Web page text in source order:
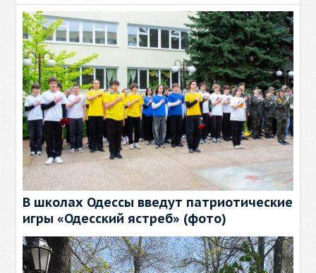
В школах Одессы введут патриотические
игры «Одесский ястреб» (фото)